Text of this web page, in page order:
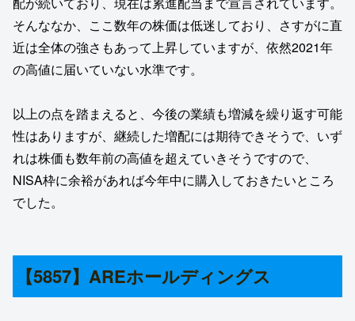
そんななか、ここ数年の株価は低迷しており、さすがに直
近は全体の強さもあって上昇していますが、依然2021年
の高値に届いていない水準です。
以上の点を踏まえると、今後の業績も増減を繰り返す可能
性はありますが、継続した増配には期待できそうで、いず
れは株価も数年前の高値を超えていきそうですので、
NISA枠に余裕があれば今年中に購入しておきたいところ
でした。
【5857】AREホールディングス